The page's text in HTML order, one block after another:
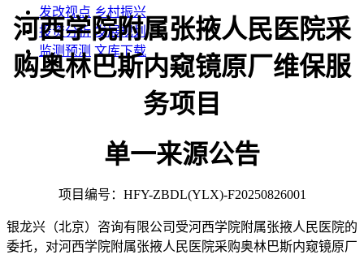
发改视点 乡村振兴
投资分析 发展规划
监测预测 文库下载
河西学院附属张掖人民医院采
购奥林巴斯内窥镜原厂维保服
务项目
单一来源公告
项目编号： HFY-ZBDL(YLX)-F20250826001
银龙兴（北京）咨询有限公司受河西学院附属张掖人民医院的
委托，对河西学院附属张掖人民医院采购奥林巴斯内窥镜原厂